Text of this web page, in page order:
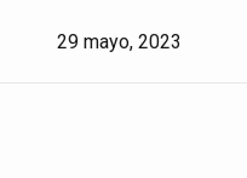
29 mayo, 2023